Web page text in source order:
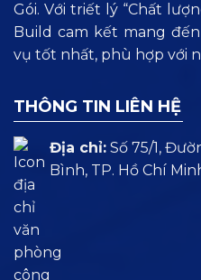
Gói. Với triết lý “Chất
Build cam kết mang
vụ tốt nhất, phù hợp với
THÔNG TIN LIÊN HỆ
Địa chỉ: Số 75/1,
Bình, TP. Hồ Chí